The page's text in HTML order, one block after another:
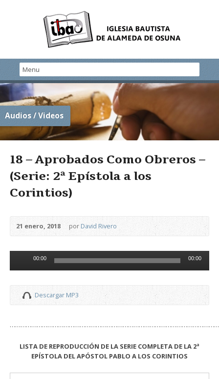
Audios / Videos
18 – Aprobados Como Obreros –
(Serie: 2ª Epístola a los
Corintios)
21 enero, 2018 porDavid Rivero
Reproductor
00:00 00:00
Descargar MP3
LISTA DE REPRODUCCIÓN DE LA SERIE COMPLETA DE LA 2ª
EPÍSTOLA DEL APÓSTOL PABLO A LOS CORINTIOS